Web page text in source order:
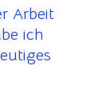
Arbeit
ich